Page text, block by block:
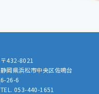
〒432-8021
静岡県浜松市中央区佐鳴台
6-26-6
TEL. 053-440-1651